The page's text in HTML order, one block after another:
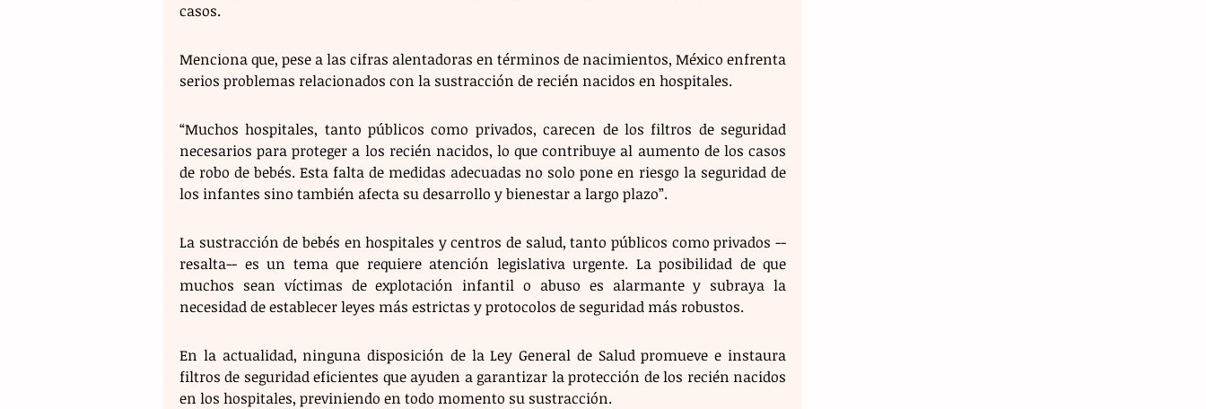
casos.
Menciona que, pese a las cifras alentadoras en términos de nacimientos, México enfrenta
serios problemas relacionados con la sustracción de recién nacidos en hospitales.
“Muchos hospitales, tanto públicos como privados, carecen de los filtros de seguridad
necesarios para proteger a los recién nacidos, lo que contribuye al aumento de los casos
de robo de bebés. Esta falta de medidas adecuadas no solo pone en riesgo la seguridad de
los infantes sino también afecta su desarrollo y bienestar a largo plazo”.
La sustracción de bebés en hospitales y centros de salud, tanto públicos como privados --
resalta-- es un tema que requiere atención legislativa urgente. La posibilidad de que
muchos sean víctimas de explotación infantil o abuso es alarmante y subraya la
necesidad de establecer leyes más estrictas y protocolos de seguridad más robustos.
En la actualidad, ninguna disposición de la Ley General de Salud promueve e instaura
filtros de seguridad eficientes que ayuden a garantizar la protección de los recién nacidos
en los hospitales, previniendo en todo momento su sustracción.